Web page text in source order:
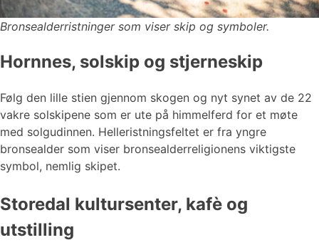
Bronsealderristninger som viser skip og symboler.
Hornnes, solskip og stjerneskip
Følg den lille stien gjennom skogen og nyt synet av de 22
vakre solskipene som er ute på himmelferd for et møte
med solgudinnen. Helleristningsfeltet er fra yngre
bronsealder som viser bronsealderreligionens viktigste
symbol, nemlig skipet.
Storedal kultursenter, kafè og
utstilling